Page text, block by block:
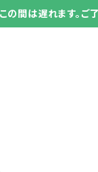
間は遅れます。ご了